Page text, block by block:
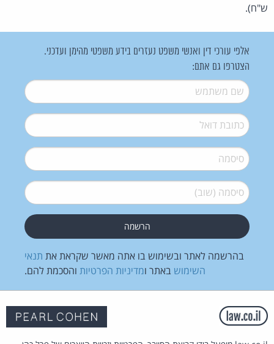
ש"ח).
אלפי עורכי דין ואנשי משפט נעזרים בידע משפטי מהימן ועדכני.
הצטרפו גם אתם:
שם משתמש*
דואל*
סיסמה*
סיסמה (שוב)*
בהרשמה לאתר ובשימוש בו אתה מאשר שקראת את תנאי
השימוש באתר ומדיניות הפרטיות והסכמת להם.